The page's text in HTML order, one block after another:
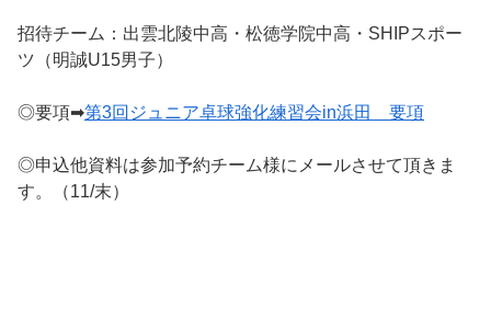
招待チーム：出雲北陵中高・松徳学院中高・SHIPスポー
ツ（明誠U15男子）
◎要項➡第3回ジュニア卓球強化練習会in浜田 要項
◎申込他資料は参加予約チーム様にメールさせて頂きま
す。（11/末）